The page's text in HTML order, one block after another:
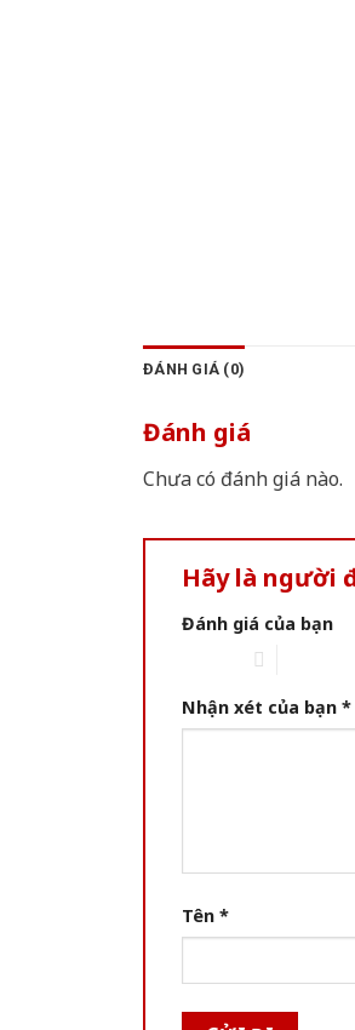
ĐÁNH GIÁ (0)
Đánh giá
Chưa có đánh giá nào.
Hãy là người
Đánh giá của bạn
Nhận xét của bạn *
Tên *